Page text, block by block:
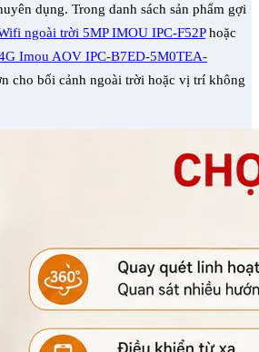
dụng. Trong danh sách sản phẩm gợi
ngoài trời 5MP IMOU IPC-F52Phoặc
Imou AOV IPC-B7ED-5M0TEA-
cho bối cảnh ngoài trời hoặc vị trí không